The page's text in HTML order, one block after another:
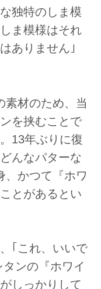
独特のしま模
ま模様はそれ
ありません｣
素材のため、当
を挟むことで
13年ぶりに復
んなパターな
、かつて『ホワ
とがあるとい
｢これ、いいで
ンの『ホワイ
しっかりして